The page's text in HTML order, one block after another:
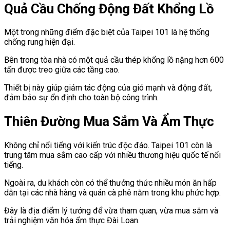
Quả Cầu Chống Động Đất Khổng Lồ
Một trong những điểm đặc biệt của Taipei 101 là hệ thống
chống rung hiện đại.
Bên trong tòa nhà có một quả cầu thép khổng lồ nặng hơn 600
tấn được treo giữa các tầng cao.
Thiết bị này giúp giảm tác động của gió mạnh và động đất,
đảm bảo sự ổn định cho toàn bộ công trình.
Thiên Đường Mua Sắm Và Ẩm Thực
Không chỉ nổi tiếng với kiến trúc độc đáo. Taipei 101 còn là
trung tâm mua sắm cao cấp với nhiều thương hiệu quốc tế nổi
tiếng.
Ngoài ra, du khách còn có thể thưởng thức nhiều món ăn hấp
dẫn tại các nhà hàng và quán cà phê nằm trong khu phức hợp.
Đây là địa điểm lý tưởng để vừa tham quan, vừa mua sắm và
trải nghiệm văn hóa ẩm thực Đài Loan.